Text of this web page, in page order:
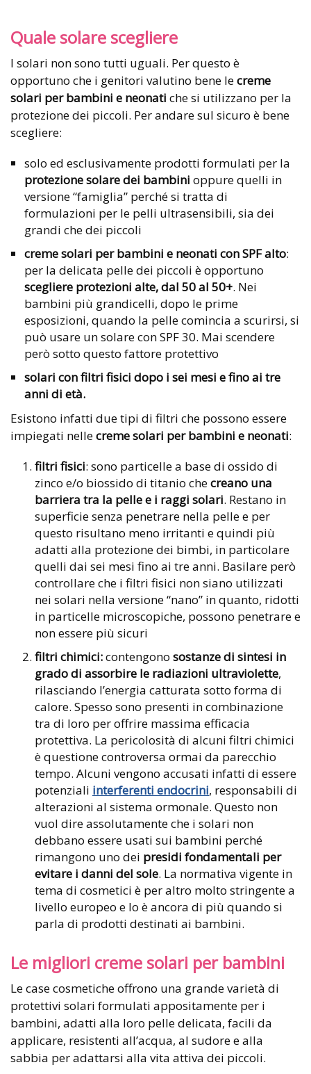
Quale solare scegliere
I solari non sono tutti uguali. Per questo è
opportuno che i genitori valutino bene lecreme
solari per bambini e neonati che si utilizzano per la
protezione dei piccoli. Per andare sul sicuro è bene
scegliere:
solo ed esclusivamente prodotti formulati per la
protezione solare dei bambini oppure quelli in
versione “famiglia” perché si tratta di
formulazioni per le pelli ultrasensibili, sia dei
grandi che dei piccoli
creme solari per bambini e neonati con SPF alto:
per la delicata pelle dei piccoli è opportuno
scegliere protezioni alte, dal 50 al 50+. Nei
bambini più grandicelli, dopo le prime
esposizioni, quando la pelle comincia a scurirsi, si
può usare un solare con SPF 30. Mai scendere
però sotto questo fattore protettivo
solari con filtri fisici dopo i sei mesi e fino ai tre
anni di età.
Esistono infatti due tipi di filtri che possono essere
impiegati nellecreme solari per bambini e neonati:
filtri fisici: sono particelle a base di ossido di
zinco e/o biossido di titanio checreano una
barriera tra la pelle e i raggi solari. Restano in
superficie senza penetrare nella pelle e per
questo risultano meno irritanti e quindi più
adatti alla protezione dei bimbi, in particolare
quelli dai sei mesi fino ai tre anni. Basilare però
controllare che i filtri fisici non siano utilizzati
nei solari nella versione “nano” in quanto, ridotti
in particelle microscopiche, possono penetrare e
non essere più sicuri
filtri chimici:contengono sostanze di sintesi in
grado di assorbire le radiazioni ultraviolette,
rilasciando l’energia catturata sotto forma di
calore. Spesso sono presenti in combinazione
tra di loro per offrire massima efficacia
protettiva. La pericolosità di alcuni filtri chimici
è questione controversa ormai da parecchio
tempo. Alcuni vengono accusati infatti di essere
potenziali interferenti endocrini, responsabili di
alterazioni al sistema ormonale. Questo non
vuol dire assolutamente che i solari non
debbano essere usati sui bambini perché
rimangono uno dei presidi fondamentali per
evitare i danni del sole. La normativa vigente in
tema di cosmetici è per altro molto stringente a
livello europeo e lo è ancora di più quando si
parla di prodotti destinati ai bambini.
Le migliori creme solari per bambini
Le case cosmetiche offrono una grande varietà di
protettivi solari formulati appositamente per i
bambini, adatti alla loro pelle delicata, facili da
applicare, resistenti all’acqua, al sudore e alla
sabbia per adattarsi alla vita attiva dei piccoli.